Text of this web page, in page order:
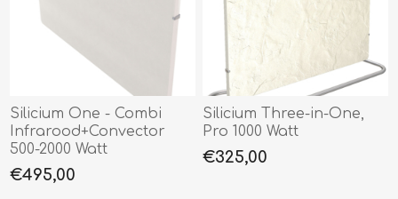
Silicium One - Combi
Infrarood+Convector
500-2000 Watt
€495,00
Silicium Three-in-One,
Pro 1000 Watt
€325,00